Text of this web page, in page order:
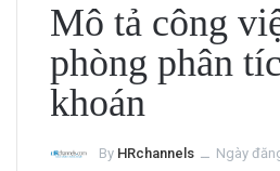
Mô tả công
phòng phân
khoán
By HRchannels ــ Ngày